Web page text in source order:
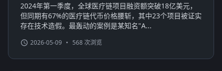
2024年第一季度，全球医疗链项目融资额突破18亿美元，
但同期有67%的医疗链代币价格腰斩，其中23个项目被证实
存在技术造假。最轰动的案例是某知名"A...
2026-05-09 • 568 次浏览